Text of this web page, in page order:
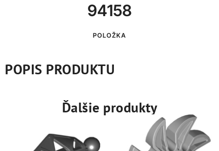
94158
POLOŽKA
POPIS PRODUKTU
Ďalšie produkty